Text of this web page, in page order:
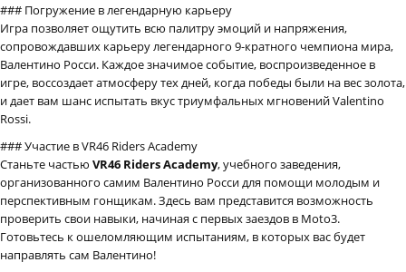
### Погружение в легендарную карьеру
Игра позволяет ощутить всю палитру эмоций и напряжения,
сопровождавших карьеру легендарного 9-кратного чемпиона мира,
Валентино Росси. Каждое значимое событие, воспроизведенное в
игре, воссоздает атмосферу тех дней, когда победы были на вес золота,
и дает вам шанс испытать вкус триумфальных мгновений Valentino
Rossi.
### Участие в VR46 Riders Academy
Станьте частью VR46 Riders Academy, учебного заведения,
организованного самим Валентино Росси для помощи молодым и
перспективным гонщикам. Здесь вам представится возможность
проверить свои навыки, начиная с первых заездов в Moto3.
Готовьтесь к ошеломляющим испытаниям, в которых вас будет
направлять сам Валентино!